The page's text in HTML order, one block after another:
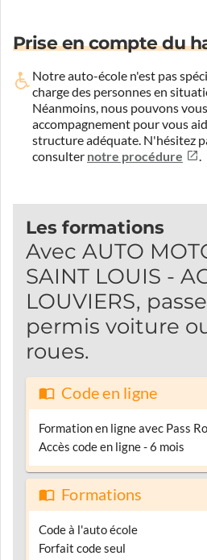
Prise en compte du
Notre auto-école n'est pas
charge des personnes en
Néanmoins, nous pouvons
accompagnement pour vous
structure adéquate. N'hésitez
consulter notre procédure
Les formations
Avec AUTO
SAINT LOUIS -
LOUVIERS,
permis voiture
roues.
Code en ligne
Formation en ligne avec Pass
Accès code en ligne - 6 mois
Formations
Code à l'auto école
Forfait code seul